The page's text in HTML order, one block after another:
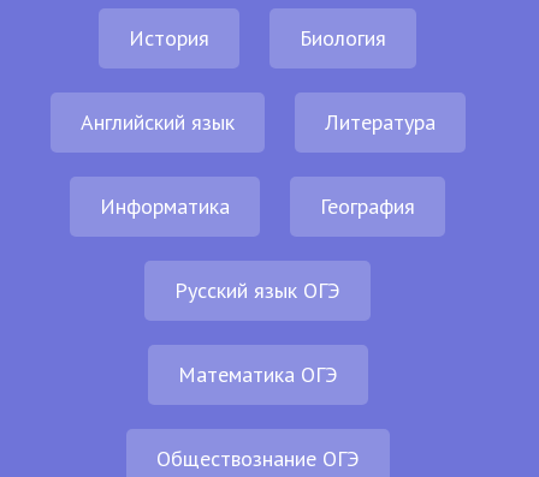
История Биология
Английский язык Литература
Информатика География
Русский язык ОГЭ
Математика ОГЭ
Обществознание ОГЭ